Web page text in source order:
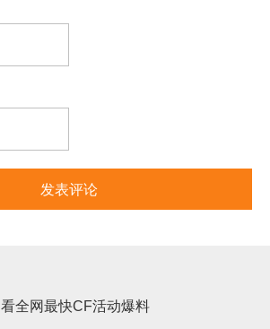
看全网最快CF活动爆料